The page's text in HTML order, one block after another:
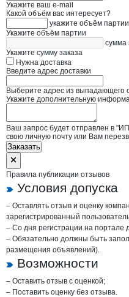
Укажите ваш e-mail
Какой объём вас интересует?
укажите объём партии
Укажите объём партии
сумма
Укажите сумму заказа
Нужна доставка
Введите адрес доставки
Выберите адрес из выпадающего
Укажите дополнительную
Ваш запрос будет отправлен в
свою личную почту или Вам
Заказать
Правила публикации отзывов
Условия допуска
– Оставлять отзыв и оценку
зарегистрированный
– Со дня регистрации на
– Обязательно должны быть
размещения объявлений).
Возможности
– Оставить отзыв с оценкой;
– Поставить оценку без отзыва.